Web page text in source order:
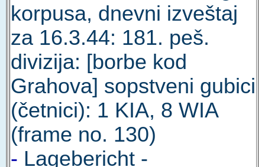
korpusa, dnevni izveštaj
za 16.3.44: 181. peš.
divizija: [borbe kod
Grahova] sopstveni gubici
(četnici): 1 KIA, 8 WIA
(frame no. 130)
- Lagebericht -